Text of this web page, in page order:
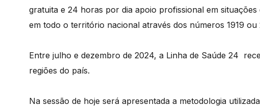
gratuita e 24 horas por dia apoio profissional em situações
em todo o território nacional através dos números 1919 ou
Entre julho e dezembro de 2024, a Linha de Saúde 24
regiões do país.
Na sessão de hoje será apresentada a metodologia utilizada